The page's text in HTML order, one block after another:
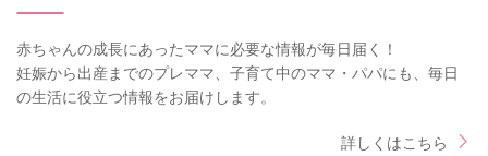
赤ちゃんの成長にあったママに必要な情報が毎日届く！
妊娠から出産までのプレママ、子育て中のママ・パパにも、毎日
の生活に役立つ情報をお届けします。
詳しくはこちら